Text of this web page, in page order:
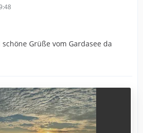
Grüße vom Gardasee da